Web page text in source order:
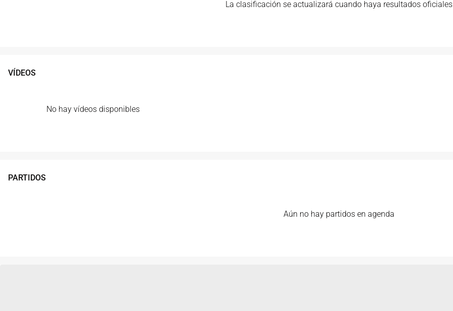
La clasificación se actualizará cuando haya resultados oficiales
VÍDEOS
No hay vídeos disponibles
PARTIDOS
Aún no hay partidos en agenda